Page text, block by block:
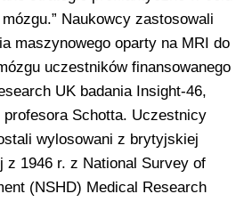
Naukowcy zastosowali
maszynowego oparty na MRI do
uczestników finansowanego
UK badania Insight-46,
profesora Schotta. Uczestnicy
wylosowani z brytyjskiej
z 1946 r. z National Survey of
(NSHD) Medical Research